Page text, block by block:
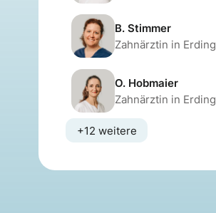
B. Stimmer
Zahnärztin in Erding
O. Hobmaier
Zahnärztin in Erding
+12 weitere